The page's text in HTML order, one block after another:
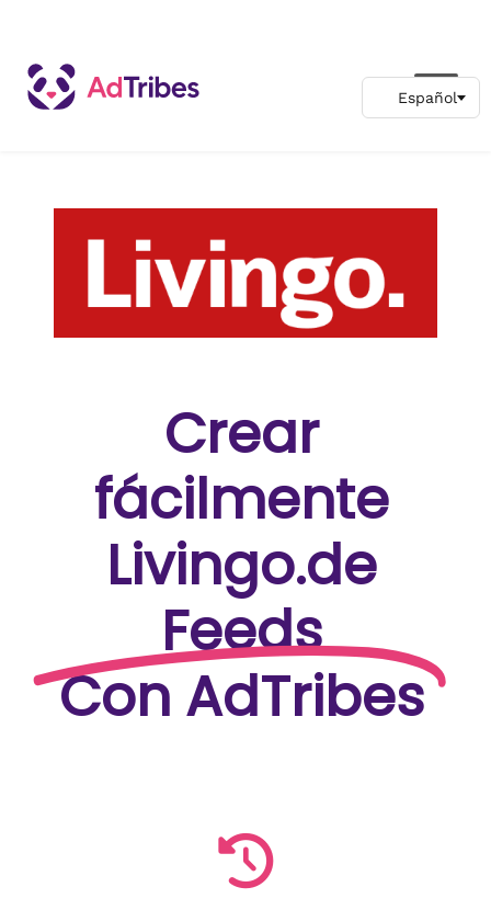
Crear
fácilmente
Livingo.de
Feeds
Con AdTribes